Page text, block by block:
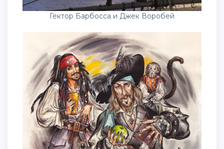
Гектор Барбосса и Джек Воробей